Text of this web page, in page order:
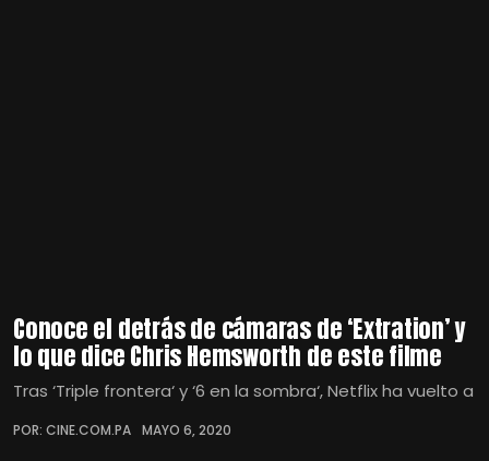
Conoce el detrás de cámaras de ‘Extration’ y
lo que dice Chris Hemsworth de este filme
Tras ‘Triple frontera‘ y ‘6 en la sombra‘, Netflix ha vuelto a
POR: CINE.COM.PA MAYO 6, 2020